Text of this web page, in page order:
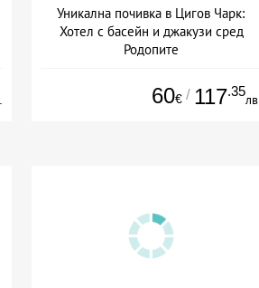
Уникална почивка в Цигов Чарк:
Хотел с басейн и джакузи сред
Родопите
60€ / 117.35
лв.